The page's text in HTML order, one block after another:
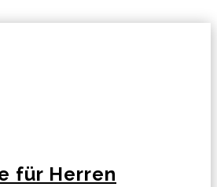
für Herren